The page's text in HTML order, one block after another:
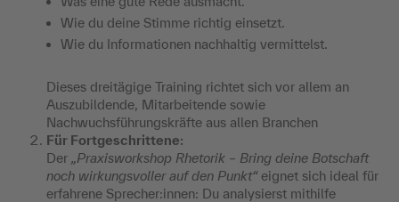
Wie du deine Stimme richtig einsetzt.
Wie du Informationen nachhaltig vermittelst.
Dieses dreitägige Training richtet sich vor allem an
Auszubildende, Mitarbeitende sowie
Nachwuchsführungskräfte aus allen Branchen
Für Fortgeschrittene:
Der „Praxisworkshop Rhetorik – Bring deine Botschaft
noch wirkungsvoller auf den Punkt“eignet sich ideal für
erfahrene Sprecher:innen: Du analysierst mithilfe